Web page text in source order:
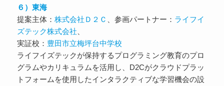
６）東海
提案主体： 株式会社Ｄ２Ｃ 、参画パートナー： ライフイ
ズテック株式会社
実証校： 豊田市立梅坪台中学校
ライフイズテックが保持するプログラミング教育のプロ
グラムやカリキュラムを活用し、D2Cがクラウドプラッ
トフォームを使用したインタラクティブな学習機会の設